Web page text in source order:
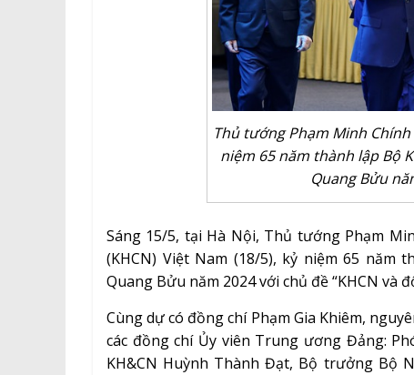
Thủ tướng Phạm Minh
niệm 65 năm thành lập Bộ
Quang Bửu
Sáng 15/5, tại Hà Nội, Thủ tướng Phạm
(KHCN) Việt Nam (18/5), kỷ niệm 65 năm
Quang Bửu năm 2024 với chủ đề “KHCN và
Cùng dự có đồng chí Phạm Gia Khiêm,
các đồng chí Ủy viên Trung ương Đảng:
KH&CN Huỳnh Thành Đạt, Bộ trưởng Bộ